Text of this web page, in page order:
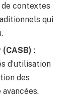
contextes
qui
:
d’utilisation
des